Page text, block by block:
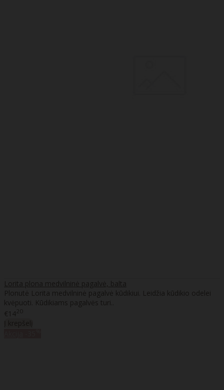
Lorita plona medvilninė pagalvė, balta
Plonutė Lorita medvilninė pagalvė kūdikiui. Leidžia kūdikio odelei
kvėpuoti. Kūdikiams pagalvės turi..
€1420